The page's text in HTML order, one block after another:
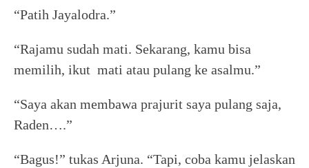
“Patih Jayalodra.”
“Rajamu sudah mati. Sekarang, kamu bisa
memilih, ikut mati atau pulang ke asalmu.”
“Saya akan membawa prajurit saya pulang saja,
Raden….”
“Bagus!” tukas Arjuna. “Tapi, coba kamu jelaskan